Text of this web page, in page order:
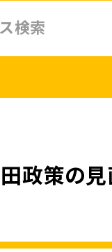
規約
政策の